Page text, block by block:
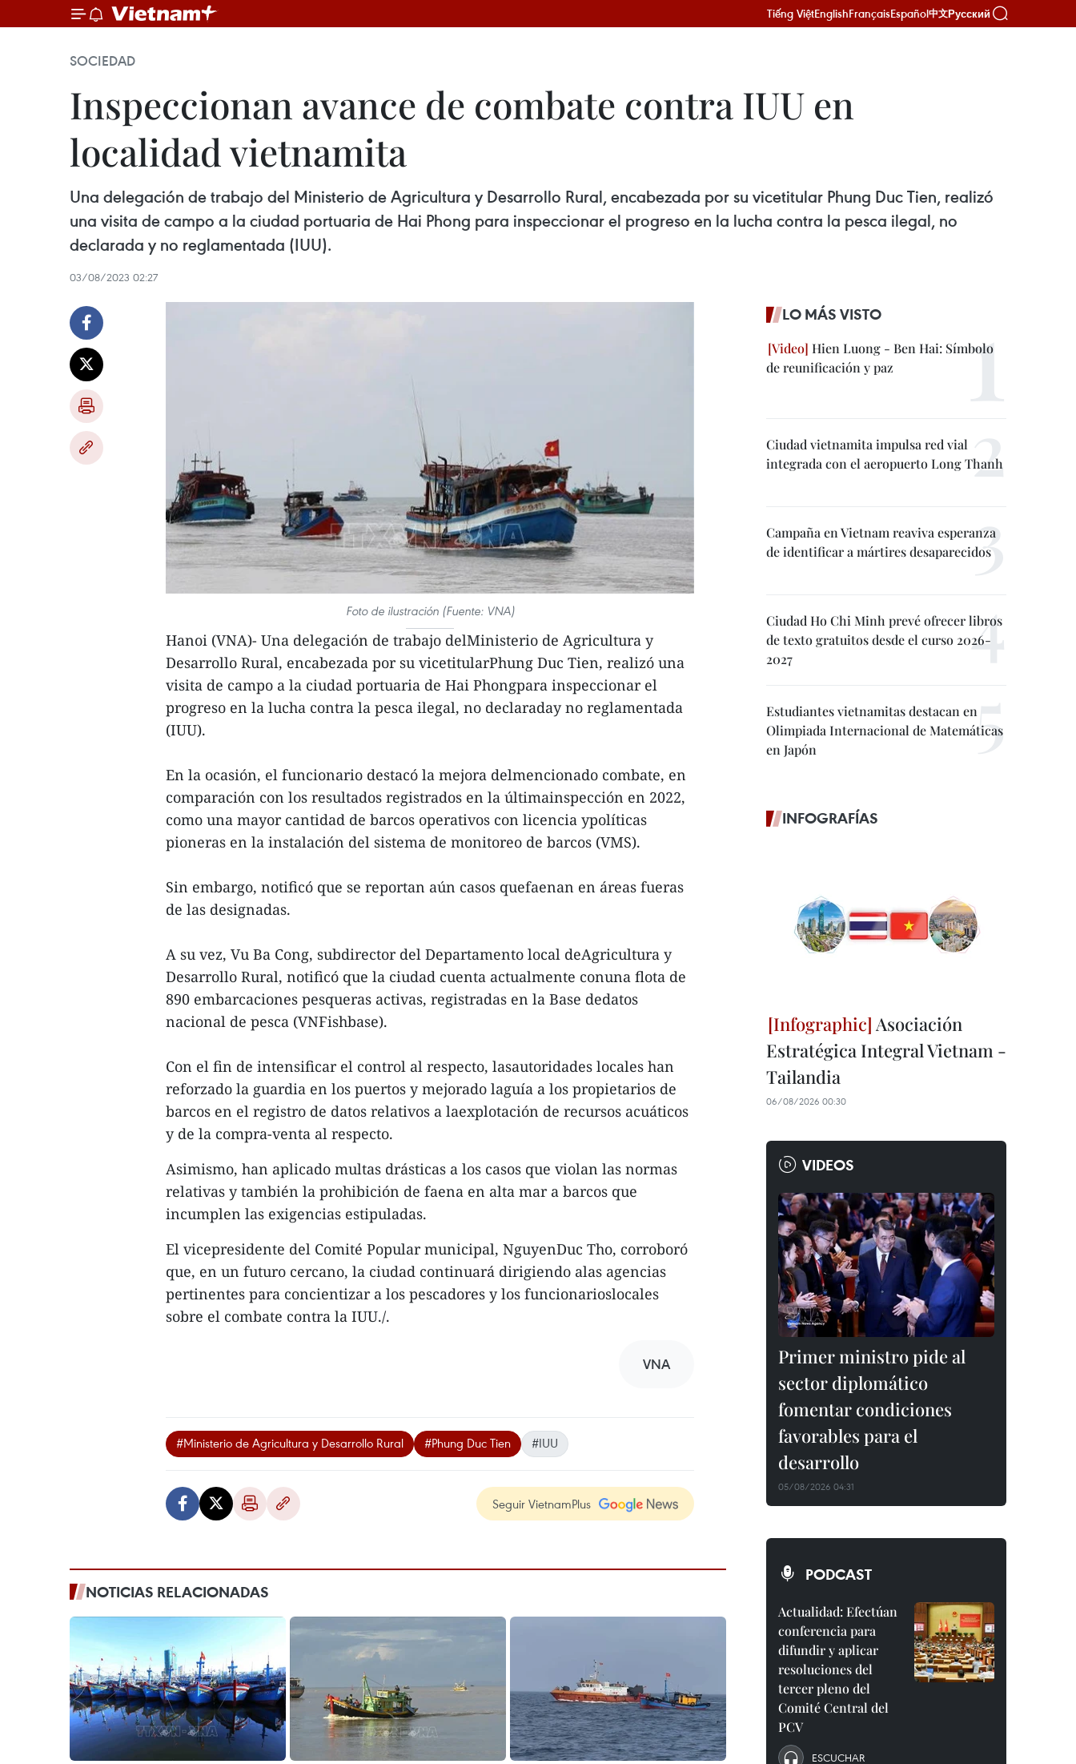
Tiếng ViệtEnglishFrançaisEspañol中文Русский
SOCIEDAD
Inspeccionan avance de combate contra IUU en
localidad vietnamita
Una delegación de trabajo del Ministerio de Agricultura y Desarrollo Rural, encabezada por su vicetitular Phung Duc Tien, realizó
una visita de campo a la ciudad portuaria de Hai Phong para inspeccionar el progreso en la lucha contra la pesca ilegal, no
declarada y no reglamentada (IUU).
03/08/2023 02:27
Foto de ilustración (Fuente: VNA)
Hanoi (VNA)- Una delegación de trabajo delMinisterio de Agricultura y
Desarrollo Rural, encabezada por su vicetitularPhung Duc Tien, realizó una
visita de campo a la ciudad portuaria de Hai Phongpara inspeccionar el
progreso en la lucha contra la pesca ilegal, no declaraday no reglamentada
(IUU).
En la ocasión, el funcionario destacó la mejora delmencionado combate, en
comparación con los resultados registrados en la últimainspección en 2022,
como una mayor cantidad de barcos operativos con licencia ypolíticas
pioneras en la instalación del sistema de monitoreo de barcos (VMS).
Sin embargo, notificó que se reportan aún casos quefaenan en áreas fueras
de las designadas.
A su vez, Vu Ba Cong, subdirector del Departamento local deAgricultura y
Desarrollo Rural, notificó que la ciudad cuenta actualmente conuna flota de
890 embarcaciones pesqueras activas, registradas en la Base dedatos
nacional de pesca (VNFishbase).
Con el fin de intensificar el control al respecto, lasautoridades locales han
reforzado la guardia en los puertos y mejorado laguía a los propietarios de
barcos en el registro de datos relativos a laexplotación de recursos acuáticos
y de la compra-venta al respecto.
Asimismo, han aplicado multas drásticas a los casos que violan las normas
relativas y también la prohibición de faena en alta mar a barcos que
incumplen las exigencias estipuladas.
El vicepresidente del Comité Popular municipal, NguyenDuc Tho, corroboró
que, en un futuro cercano, la ciudad continuará dirigiendo alas agencias
pertinentes para concientizar a los pescadores y los funcionarioslocales
sobre el combate contra la IUU./.
VNA
#Ministerio de Agricultura y Desarrollo Rural #Phung Duc Tien #IUU
Seguir VietnamPlus
NOTICIAS RELACIONADAS
LO MÁS VISTO
Hien Luong - Ben Hai: Símbolo
de reunificación y paz
Ciudad vietnamita impulsa red vial
integrada con el aeropuerto Long Thanh
Campaña en Vietnam reaviva esperanza
de identificar a mártires desaparecidos
Ciudad Ho Chi Minh prevé ofrecer libros
de texto gratuitos desde el curso 2026-
2027
Estudiantes vietnamitas destacan en
Olimpiada Internacional de Matemáticas
en Japón
INFOGRAFÍAS
Asociación
Estratégica Integral Vietnam -
Tailandia
06/08/2026 00:30
VIDEOS
Primer ministro pide al
sector diplomático
fomentar condiciones
favorables para el
desarrollo
05/08/2026 04:31
PODCAST
Actualidad: Efectúan
conferencia para
difundir y aplicar
resoluciones del
tercer pleno del
Comité Central del
PCV
ESCUCHAR